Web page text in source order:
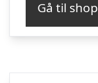
Gå til shop